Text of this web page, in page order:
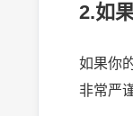
2.如
如果你
非常严